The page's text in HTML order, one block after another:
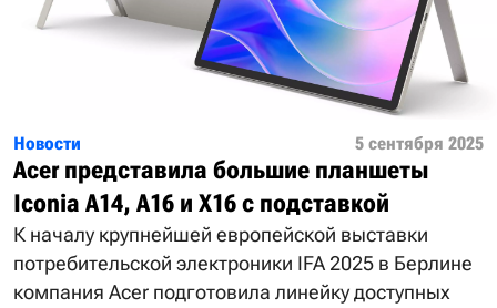
Новости 5 сентября 2025
Acer представила большие планшеты
Iconia A14, A16 и X16 с подставкой
К началу крупнейшей европейской выставки
потребительской электроники IFA 2025 в Берлине
компания Acer подготовила линейку доступных